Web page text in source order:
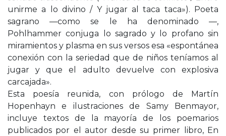
unirme a lo divino / Y jugar al taca taca»). Poeta
sagrano —como se le ha denominado —,
Pohlhammer conjuga lo sagrado y lo profano sin
miramientos y plasma en sus versos esa «espontánea
conexión con la seriedad que de niños teníamos al
jugar y que el adulto devuelve con explosiva
carcajada».
Esta poesía reunida, con prólogo de Martín
Hopenhayn e ilustraciones de Samy Benmayor,
incluye textos de la mayoría de los poemarios
publicados por el autor desde su primer libro, En